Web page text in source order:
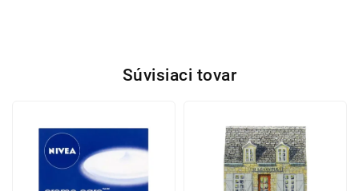
Súvisiaci tovar